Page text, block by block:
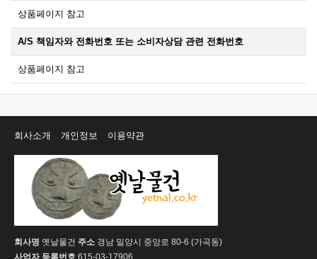
상품페이지 참고
A/S 책임자와 전화번호 또는 소비자상담 관련 전화번호
상품페이지 참고
회사소개 개인정보 이용약관
회사명 옛날물건 주소 경남 밀양시 중앙로 80-6 (가곡동)
사업자 등록번호 615-03-17906